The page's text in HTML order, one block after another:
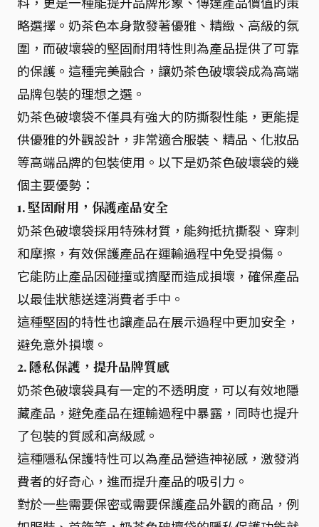
略選擇。奶茶色本身散發著優雅、精緻、高級的氛
圍，而破壞袋的堅固耐用特性則為產品提供了可靠
的保護。這種完美融合，讓奶茶色破壞袋成為高端
品牌包裝的理想之選。
奶茶色破壞袋不僅具有強大的防撕裂性能，更能提
供優雅的外觀設計，非常適合服裝、精品、化妝品
等高端品牌的包裝使用。以下是奶茶色破壞袋的幾
個主要優勢：
1. 堅固耐用，保護產品安全
奶茶色破壞袋採用特殊材質，能夠抵抗撕裂、穿刺
和摩擦，有效保護產品在運輸過程中免受損傷。
它能防止產品因碰撞或擠壓而造成損壞，確保產品
以最佳狀態送達消費者手中。
這種堅固的特性也讓產品在展示過程中更加安全，
避免意外損壞。
2. 隱私保護，提升品牌質感
奶茶色破壞袋具有一定的不透明度，可以有效地隱
藏產品，避免產品在運輸過程中暴露，同時也提升
了包裝的質感和高級感。
這種隱私保護特性可以為產品營造神祕感，激發消
費者的好奇心，進而提升產品的吸引力。
對於一些需要保密或需要保護產品外觀的商品，例